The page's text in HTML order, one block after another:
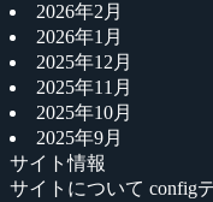
2026年2月
2026年1月
2025年12月
2025年11月
2025年10月
2025年9月
サイト情報
サイトについて config